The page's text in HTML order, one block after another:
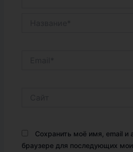
Сохранить моё имя, email и
браузере для последующих